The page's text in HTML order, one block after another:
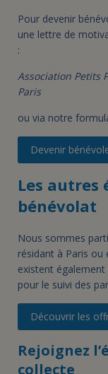
Pour devenir
une lettre de
:
Association Petits
Paris
ou via notre
Devenir
Les autres
bénévolat
Nous sommes
résidant à Paris ou
existent
pour le suivi des
Découvrir les
Rejoignez
collecte